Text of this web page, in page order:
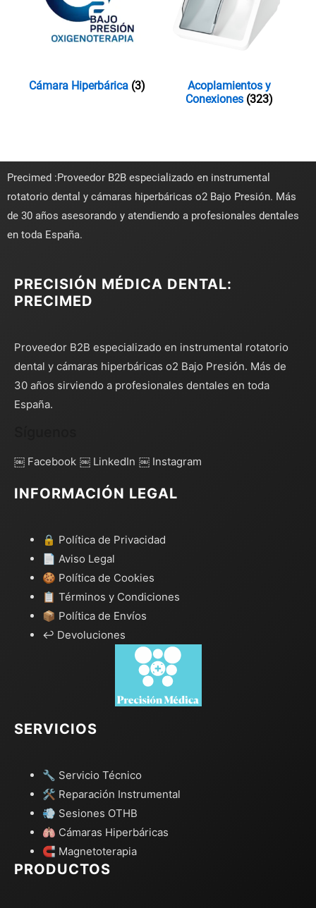
Cámara Hiperbárica (3)
Acoplamientos y
Conexiones (323)
Precimed :Proveedor B2B especializado en instrumental
rotatorio dental y cámaras hiperbáricas o2 Bajo Presión. Más
de 30 años asesorando y atendiendo a profesionales dentales
en toda España.
PRECISIÓN MÉDICA DENTAL:
PRECIMED
Proveedor B2B especializado en instrumental rotatorio
dental y cámaras hiperbáricas o2 Bajo Presión. Más de
30 años sirviendo a profesionales dentales en toda
España.
￼ Facebook ￼ LinkedIn ￼ Instagram
INFORMACIÓN LEGAL
🔒 Política de Privacidad
📄 Aviso Legal
🍪 Política de Cookies
📋 Términos y Condiciones
📦 Política de Envíos
↩️ Devoluciones
SERVICIOS
🔧 Servicio Técnico
🛠️ Reparación Instrumental
💨 Sesiones OTHB
🫁 Cámaras Hiperbáricas
🧲 Magnetoterapia
PRODUCTOS